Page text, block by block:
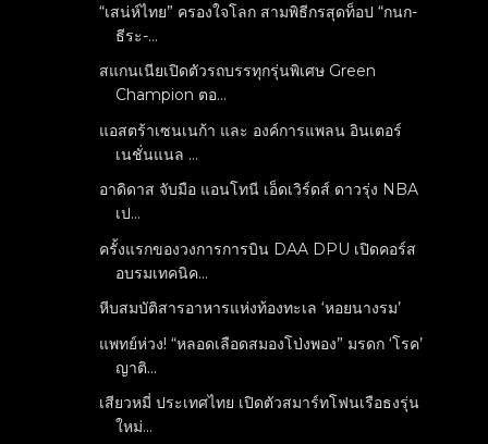
“เสน่ห์ไทย” ครองใจโลก สามพิธีกรสุดท็อป “กนก-
ธีระ-...
สแกนเนียเปิดตัวรถบรรทุกรุ่นพิเศษ Green
Champion ตอ...
แอสตร้าเซนเนก้า และ องค์การแพลน อินเตอร์
เนชั่นแนล ...
อาดิดาส จับมือ แอนโทนี เอ็ดเวิร์ดส์ ดาวรุ่ง NBA
เป...
ครั้งแรกของวงการการบิน DAA DPU เปิดคอร์ส
อบรมเทคนิค...
หีบสมบัติสารอาหารแห่งท้องทะเล ‘หอยนางรม’
แพทย์ห่วง! “หลอดเลือดสมองโป่งพอง” มรดก ‘โรค’
ญาติ...
เสียวหมี่ ประเทศไทย เปิดตัวสมาร์ทโฟนเรือธงรุ่น
ใหม่...